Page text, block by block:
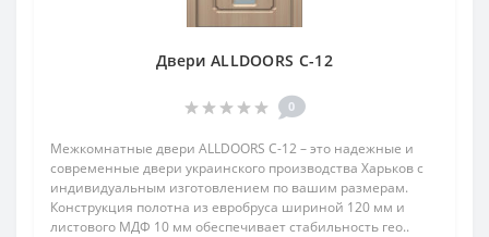
Двери ALLDOORS C-12
0
Межкомнатные двери ALLDOORS C-12 – это надежные и
современные двери украинского производства Харьков с
индивидуальным изготовлением по вашим размерам.
Конструкция полотна из евробруса шириной 120 мм и
листового МДФ 10 мм обеспечивает стабильность гео..